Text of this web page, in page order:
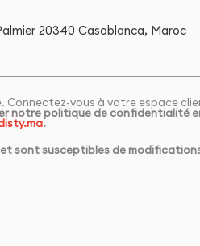
20340 Casablanca, Maroc
vous à votre espace
notre politique de confidentialité
.
sont susceptibles de